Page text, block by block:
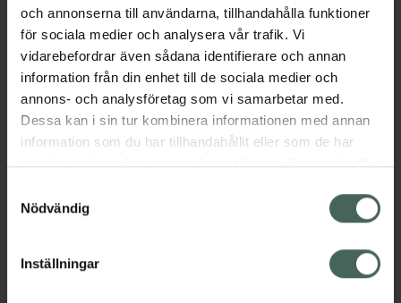
och annonserna till användarna, tillhandahålla funktioner
för sociala medier och analysera vår trafik. Vi
vidarebefordrar även sådana identifierare och annan
information från din enhet till de sociala medier och
annons- och analysföretag som vi samarbetar med.
Dessa kan i sin tur kombinera informationen med annan
information som du har tillhandahållit eller som de har
samlat in när du har använt deras tjänster. Samtycke till
återkalla ditt samtycke via webbplatsens
cookieinställningar. Ett återkallat samtycke påverkar inte
lagligheten av behandling som skett innan återkallelsen.
Nödvändig
Inställningar
Beskrivning Dölj
Läs alltid bipacksedeln innan
användning.
EAN:04030539174190
Bipacksedel från FASS Visa